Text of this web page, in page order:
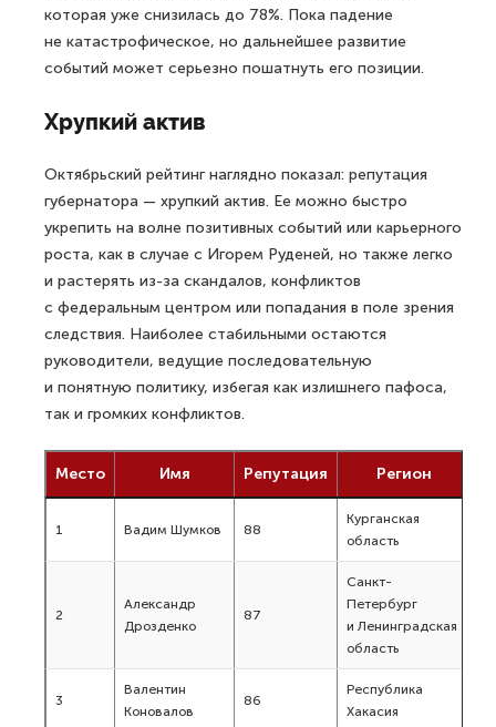
которая уже снизилась до 78%. Пока падение
не катастрофическое, но дальнейшее развитие
событий может серьезно пошатнуть его позиции.
Хрупкий актив
Октябрьский рейтинг наглядно показал: репутация
губернатора — хрупкий актив. Ее можно быстро
укрепить на волне позитивных событий или карьерного
роста, как в случае с Игорем Руденей, но также легко
и растерять из-за скандалов, конфликтов
с федеральным центром или попадания в поле зрения
следствия. Наиболее стабильными остаются
руководители, ведущие последовательную
и понятную политику, избегая как излишнего пафоса,
так и громких конфликтов.
Место Имя Репутация Регион
1 Вадим Шумков 88
Курганская
область
2
Александр
Дрозденко
87
Санкт-
Петербург
и Ленинградская
область
3
Валентин
Коновалов
86
Республика
Хакасия